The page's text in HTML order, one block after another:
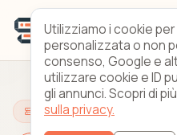
Configura il tuo server
Utilizziamo i cookie
personalizzata o non
consenso, Google e
utilizzare cookie e ID
gli annunci. Scopri di
sulla privacy.